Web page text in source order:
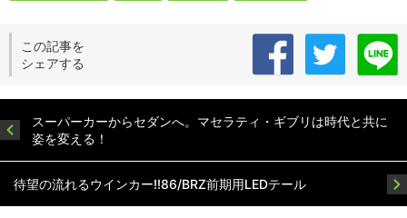
この記事を
シェアする
スーパーカーからセダンへ。マセラティ・ギブリは時代と共に
姿を変える！
待望の流れるウインカー!!86/BRZ前期用LEDテール